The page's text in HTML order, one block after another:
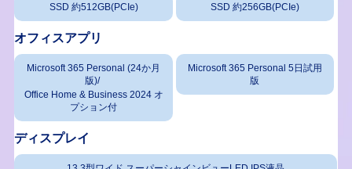
SSD 約512GB(PCIe) SSD 約256GB(PCIe)
オフィスアプリ
Microsoft 365 Personal (24か月
版)/
Office Home & Business 2024 オ
プション付
Microsoft 365 Personal 5日試用
版
ディスプレイ